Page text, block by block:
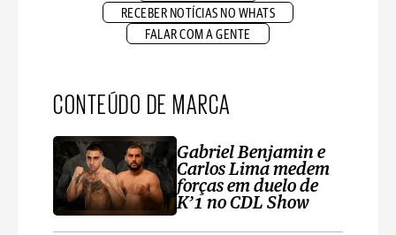
RECEBER NOTÍCIAS NO WHATS
FALAR COM A GENTE
CONTEÚDO DE MARCA
Gabriel Benjamin e
Carlos Lima medem
forças em duelo de
K’1 no CDL Show